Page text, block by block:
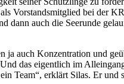
Vorstandsmitglied bei der
auch die Seerunde
auch Konzentration und
das eigentlich im
Team“, erklärt Silas. Er und